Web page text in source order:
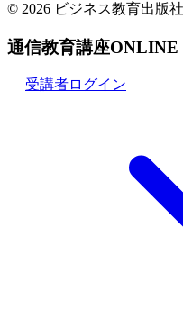
© 2026 ビジネス教育出版社
通信教育講座ONLINE
受講者ログイン